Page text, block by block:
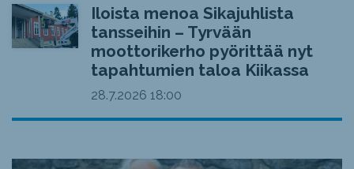
Iloista menoa Sikajuhlista
tansseihin – Tyrvään
moottorikerho pyörittää nyt
tapahtumien taloa Kiikassa
28.7.2026 18:00